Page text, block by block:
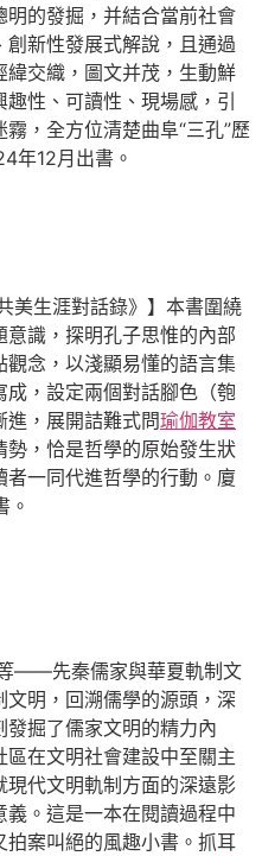
的發掘，并結合當前社會
新性發展式解說，且通過
交織，圖文并茂，生動鮮
性、可讀性、現場感，引
，全方位清楚曲阜“三孔”歷
年12月出書。
生涯對話錄》】本書圍繞
意識，探明孔子思惟的內部
念，以淺顯易懂的語言集
，設定兩個對話腳色（匏
進，展開詰難式問瑜伽教室
，恰是哲學的原始發生狀
一同代進哲學的行動。廈
。
——先秦儒家與華夏軌制文
明，回溯儒學的源頭，深
掘了儒家文明的精力內
在文明社會建設中至關主
代文明軌制方面的深遠影
。這是一本在閱讀過程中
案叫絕的風趣小書。抓耳